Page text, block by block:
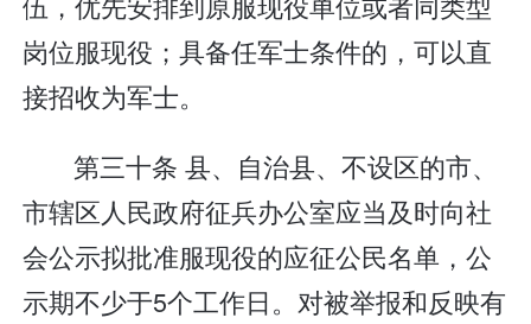
岗位服现役；具备任军士条件的，可以直
接招收为军士。
第三十条 县、自治县、不设区的市、
市辖区人民政府征兵办公室应当及时向社
会公示拟批准服现役的应征公民名单，公
示期不少于5个工作日。对被举报和反映有